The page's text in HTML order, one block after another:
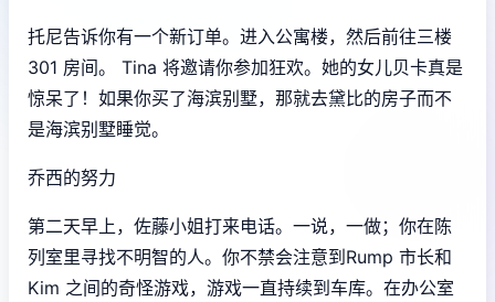
托尼告诉你有一个新订单。进入公寓楼，然后前往三楼
301 房间。 Tina 将邀请你参加狂欢。她的女儿贝卡真是
惊呆了！如果你买了海滨别墅，那就去黛比的房子而不
是海滨别墅睡觉。
乔西的努力
第二天早上，佐藤小姐打来电话。一说，一做；你在陈
列室里寻找不明智的人。你不禁会注意到Rump 市长和
Kim 之间的奇怪游戏，游戏一直持续到车库。在办公室